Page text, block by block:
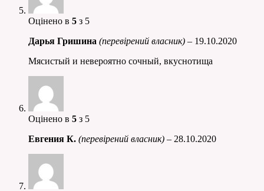
Оцінено в 5 з 5
Дарья Гришина (перевірений власник) – 19.10.2020
Мясистый и невероятно сочный, вкуснотища
Оцінено в 5 з 5
Евгения К. (перевірений власник) – 28.10.2020